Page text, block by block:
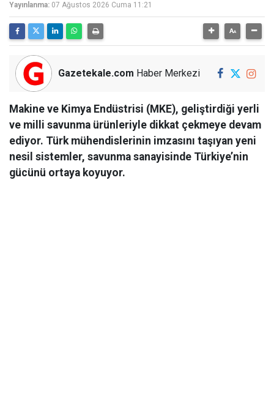
Yayınlanma: 07 Ağustos 2026 Cuma 11:21
Gazetekale.com Haber Merkezi
Makine ve Kimya Endüstrisi (MKE), geliştirdiği yerli
ve milli savunma ürünleriyle dikkat çekmeye devam
ediyor. Türk mühendislerinin imzasını taşıyan yeni
nesil sistemler, savunma sanayisinde Türkiye’nin
gücünü ortaya koyuyor.